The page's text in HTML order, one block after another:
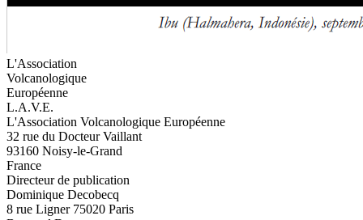
L'Association
Volcanologique
Européenne
L.A.V.E.
L'Association Volcanologique Européenne
32 rue du Docteur Vaillant
93160 Noisy-le-Grand
France
Directeur de publication
Dominique Decobecq
8 rue Ligner 75020 Paris